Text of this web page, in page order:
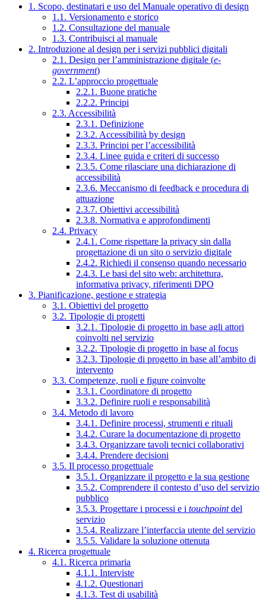
1. Scopo, destinatari e uso del Manuale operativo di design
1.1. Versionamento e storico
1.2. Consultazione del manuale
1.3. Contribuisci al manuale
2. Introduzione al design per i servizi pubblici digitali
2.1. Design per l’amministrazione digitale (e-
government)
2.2. L’approccio progettuale
2.2.1. Buone pratiche
2.2.2. Principi
2.3. Accessibilità
2.3.1. Definizione
2.3.2. Accessibilità by design
2.3.3. Principi per l’accessibilità
2.3.4. Linee guida e criteri di successo
2.3.5. Come rilasciare una dichiarazione di
accessibilità
2.3.6. Meccanismo di feedback e procedura di
attuazione
2.3.7. Obiettivi accessibilità
2.3.8. Normativa e approfondimenti
2.4. Privacy
2.4.1. Come rispettare la privacy sin dalla
progettazione di un sito o servizio digitale
2.4.2. Richiedi il consenso quando necessario
2.4.3. Le basi del sito web: architettura,
informativa privacy, riferimenti DPO
3. Pianificazione, gestione e strategia
3.1. Obiettivi del progetto
3.2. Tipologie di progetti
3.2.1. Tipologie di progetto in base agli attori
coinvolti nel servizio
3.2.2. Tipologie di progetto in base al focus
3.2.3. Tipologie di progetto in base all’ambito di
intervento
3.3. Competenze, ruoli e figure coinvolte
3.3.1. Coordinatore di progetto
3.3.2. Definire ruoli e responsabilità
3.4. Metodo di lavoro
3.4.1. Definire processi, strumenti e rituali
3.4.2. Curare la documentazione di progetto
3.4.3. Organizzare tavoli tecnici collaborativi
3.4.4. Prendere decisioni
3.5. Il processo progettuale
3.5.1. Organizzare il progetto e la sua gestione
3.5.2. Comprendere il contesto d’uso del servizio
pubblico
3.5.3. Progettare i processi e i touchpointdel
servizio
3.5.4. Realizzare l’interfaccia utente del servizio
3.5.5. Validare la soluzione ottenuta
4. Ricerca progettuale
4.1. Ricerca primaria
4.1.1. Interviste
4.1.2. Questionari
4.1.3. Test di usabilità